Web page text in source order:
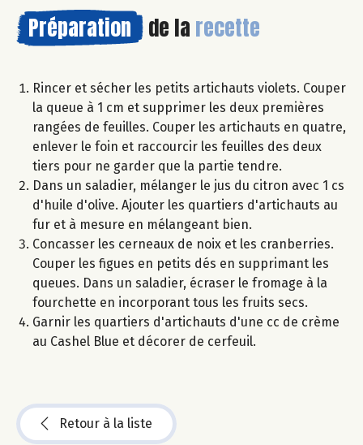
Préparation de la recette
Rincer et sécher les petits artichauts violets. Couper
la queue à 1 cm et supprimer les deux premières
rangées de feuilles. Couper les artichauts en quatre,
enlever le foin et raccourcir les feuilles des deux
tiers pour ne garder que la partie tendre.
Dans un saladier, mélanger le jus du citron avec 1 cs
d'huile d'olive. Ajouter les quartiers d'artichauts au
fur et à mesure en mélangeant bien.
Concasser les cerneaux de noix et les cranberries.
Couper les figues en petits dés en supprimant les
queues. Dans un saladier, écraser le fromage à la
fourchette en incorporant tous les fruits secs.
Garnir les quartiers d'artichauts d'une cc de crème
au Cashel Blue et décorer de cerfeuil.
Retour à la liste